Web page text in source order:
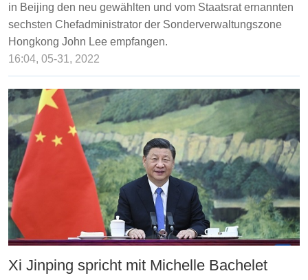
in Beijing den neu gewählten und vom Staatsrat ernannten
sechsten Chefadministrator der Sonderverwaltungszone
Hongkong John Lee empfangen.
16:04, 05-31, 2022
Xi Jinping spricht mit Michelle Bachelet